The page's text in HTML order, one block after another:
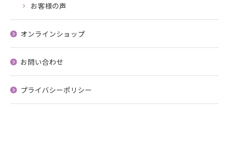
お客様の声
オンラインショップ
お問い合わせ
プライバシーポリシー